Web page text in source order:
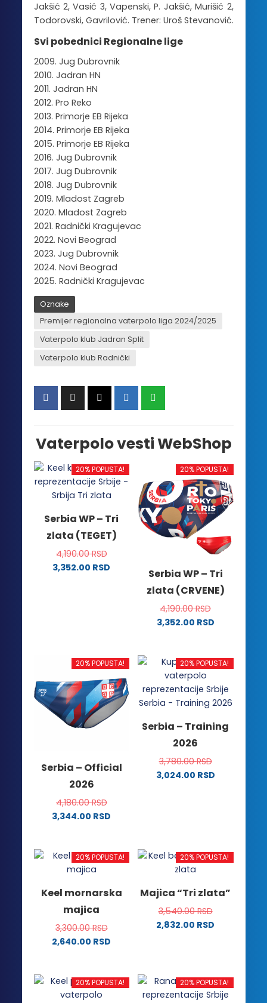
Jakšić 2, Vasić 3, Vapenski, P. Jakšić, Murišić 2,
Todorovski, Gavrilović. Trener: Uroš Stevanović.
Svi pobednici Regionalne lige
2009. Jug Dubrovnik
2010. Jadran HN
2011. Jadran HN
2012. Pro Reko
2013. Primorje EB Rijeka
2014. Primorje EB Rijeka
2015. Primorje EB Rijeka
2016. Jug Dubrovnik
2017. Jug Dubrovnik
2018. Jug Dubrovnik
2019. Mladost Zagreb
2020. Mladost Zagreb
2021. Radnički Kragujevac
2022. Novi Beograd
2023. Jug Dubrovnik
2024. Novi Beograd
2025. Radnički Kragujevac
Oznake
Premijer regionalna vaterpolo liga 2024/2025
Vaterpolo klub Jadran Split
Vaterpolo klub Radnički
Vaterpolo vesti WebShop
20% POPUSTA!
Serbia WP – Tri
zlata (TEGET)
4,190.00RSD
3,352.00 RSD
mogu
izabrane
na
stranici
proizvoda.
20% POPUSTA!
Serbia WP – Tri
zlata (CRVENE)
4,190.00RSD
3,352.00 RSD
ima
više
varijanti.
Opcije
biti
izabrane
na
stranici
20% POPUSTA!
Serbia – Official
2026
4,180.00RSD
3,344.00 RSD
ima
više
Opcije
mogu
biti
izabrane
proizvoda.
20% POPUSTA!
Serbia – Training
2026
3,780.00RSD
3,024.00 RSD
Opcije
mogu
izabrane
na
stranici
20% POPUSTA!
Keel mornarska
majica
3,300.00RSD
2,640.00 RSD
ima
više
20% POPUSTA!
Majica “Tri zlata”
3,540.00RSD
2,832.00 RSD
više
varijanti.
20% POPUSTA! 20% POPUSTA!